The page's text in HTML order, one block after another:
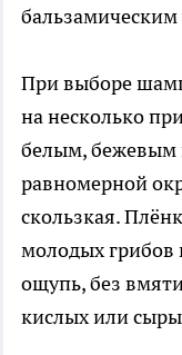
При выборе
на несколько
белым,
равномерной
скользкая.
молодых грибов
ощупь, без
кислых или